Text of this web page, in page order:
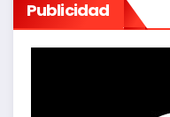
Publicidad